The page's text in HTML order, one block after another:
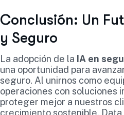
Conclusión: Un
y Seguro
La adopción de la IA en
una oportunidad para
seguro. Al unirnos como
operaciones con soluciones
proteger mejor a nuestros
crecimiento sostenible. Data